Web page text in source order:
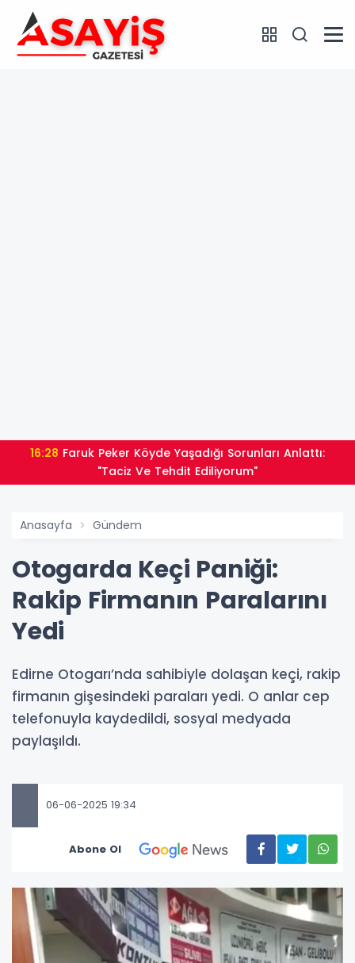
16:28
"Taciz Ve Tehdit Ediliyorum"
Anasayfa Gündem
Otogarda Keçi Paniği:
Rakip Firmanın Paralarını
Yedi
Edirne Otogarı’nda sahibiyle dolaşan keçi, rakip
firmanın gişesindeki paraları yedi. O anlar cep
telefonuyla kaydedildi, sosyal medyada
paylaşıldı.
06-06-2025 19:34
Abone Ol